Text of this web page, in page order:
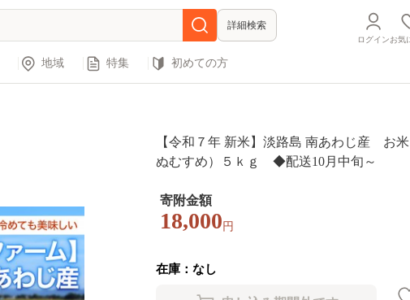
詳細検索
ログインお気
地域 特集 初めての方
【令和７年 新米】淡路島 南あわじ産 お米
ぬむすめ）５ｋｇ ◆配送10月中旬～
寄附金額
18,000 円
在庫：なし